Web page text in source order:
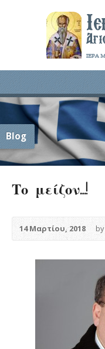
Blog
Το μείζον…!
14 Μαρτίου, 2018 by